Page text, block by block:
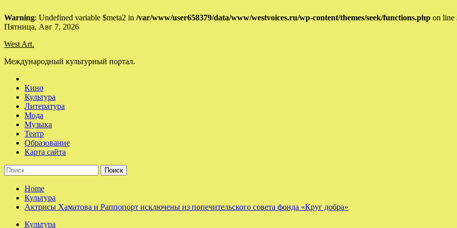
Warning: Undefined variable $meta2 in /var/www/user658379/data/www/westvoices.ru/wp-content/themes/seek/functions.php on line
Skip
content
Пятница, Авг 7, 2026
West Art.
Международный культурный портал.
Кино
Культура
Литература
Мода
Музыка
Театр
Образование
Карта сайта
Найти:
Home
Культура
Актрисы Хаматова и Раппопорт исключены из попечительского совета фонда «Круг добра»
Культура